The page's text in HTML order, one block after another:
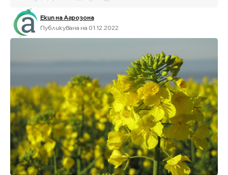
Екип на Агрозона
Публикувана на 01.12.2022